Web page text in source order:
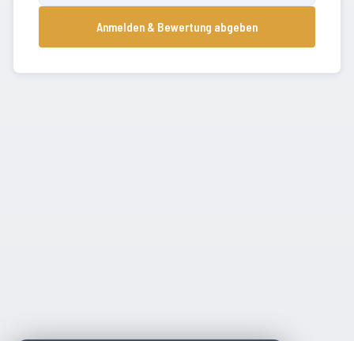
Anmelden & Bewertung abgeben